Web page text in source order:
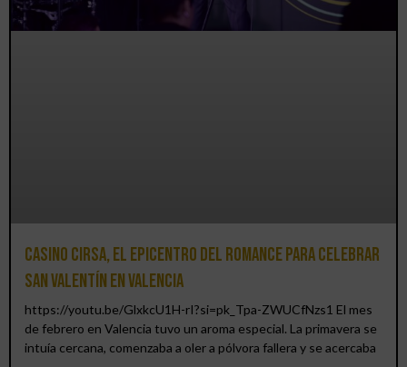
Casino CIRSA, el epicentro del romance para celebrar
San Valentín en Valencia
https://youtu.be/GlxkcU1H-rI?si=pk_Tpa-ZWUCfNzs1 El mes
de febrero en Valencia tuvo un aroma especial. La primavera se
intuía cercana, comenzaba a oler a pólvora fallera y se acercaba